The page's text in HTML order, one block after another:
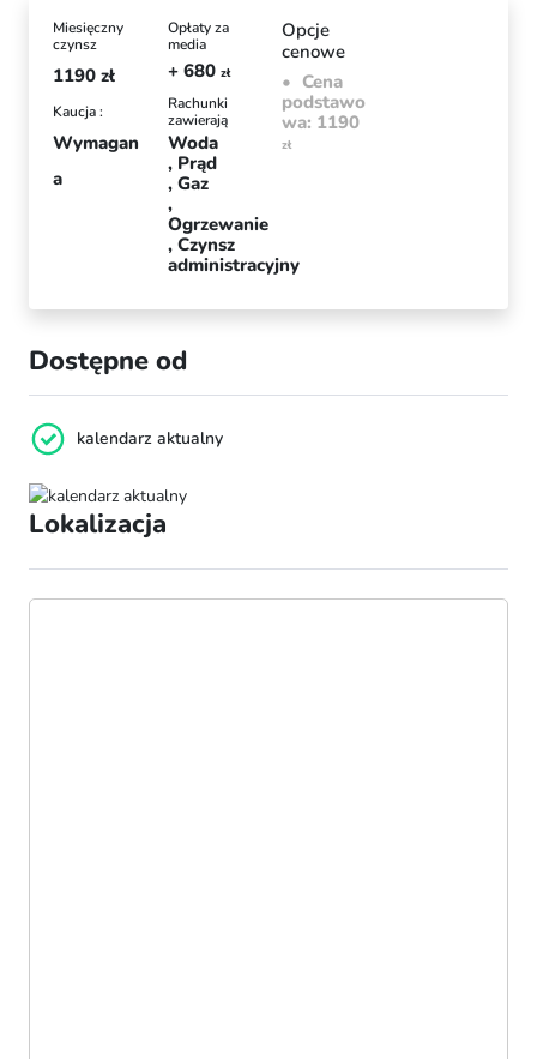
Miesięczny
czynsz
1190 zł
Kaucja :
Wymagan
a
Opłaty za
media
+ 680 zł
Rachunki
zawierają
Woda
Prąd
Gaz
Ogrzewanie
Czynsz
administracyjny
Opcje
cenowe
Cena
podstawo
wa: 1190
zł
Dostępne od
kalendarz aktualny
Lokalizacja